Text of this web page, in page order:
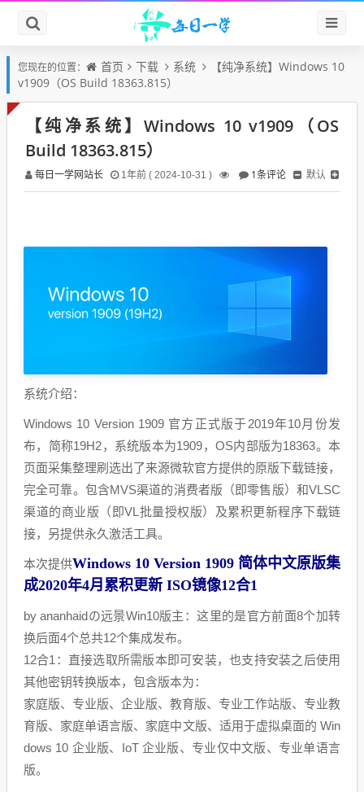
您现在的位置： 首页 下载 系统
【纯净系统】Windows 10
v1909（OS Build 18363.815）
【纯净系统】Windows 10 v1909（OS
Build 18363.815）
每日一学网站长 1年前 ( 2024-10-31 ) 1条评论 默认
系统介绍：
Windows 10 Version 1909 官方正式版于2019年10月份发
布，简称19H2，系统版本为1909，OS内部版为18363。本
页面采集整理刷选出了来源微软官方提供的原版下载链接，
完全可靠。包含MVS渠道的消费者版（即零售版）和VLSC
渠道的商业版（即VL批量授权版）及累积更新程序下载链
接，另提供永久激活工具。
本次提供Windows 10 Version 1909 简体中文原版集
成2020年4月累积更新 ISO镜像12合1
by ananhaidの远景Win10版主：这里的是官方前面8个加转
换后面4个总共12个集成发布。
12合1：直接选取所需版本即可安装，也支持安装之后使用
其他密钥转换版本，包含版本为：
家庭版、专业版、企业版、教育版、专业工作站版、专业教
育版、家庭单语言版、家庭中文版、适用于虚拟桌面的 Win
dows 10 企业版、IoT 企业版、专业仅中文版、专业单语言
版。